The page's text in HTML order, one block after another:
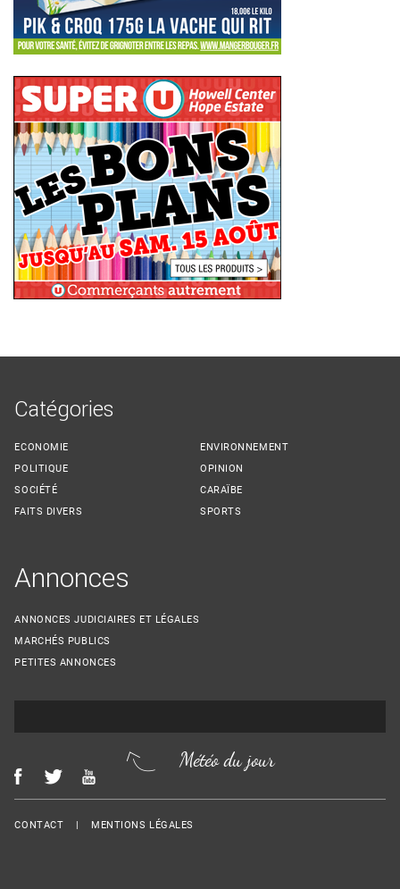
Catégories
ECONOMIE
POLITIQUE
SOCIÉTÉ
FAITS DIVERS
ENVIRONNEMENT
OPINION
CARAÏBE
SPORTS
Annonces
ANNONCES JUDICIAIRES ET LÉGALES
MARCHÉS PUBLICS
PETITES ANNONCES
Météo du jour
Menu Footer
CONTACT MENTIONS LÉGALES